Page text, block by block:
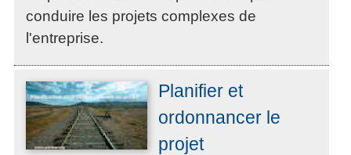
conduire les projets complexes de
l'entreprise.
Planifier et
ordonnancer le
projet